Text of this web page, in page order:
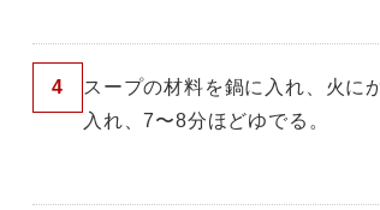
4
スープの材料を鍋に入れ、火に
入れ、7〜8分ほどゆでる。